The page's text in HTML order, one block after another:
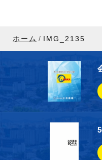
ホーム IMG_2135